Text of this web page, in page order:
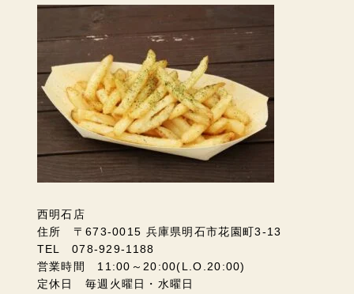
西明石店
住所 〒673-0015 兵庫県明石市花園町3-13
TEL 078-929-1188
営業時間 11:00～20:00(L.O.20:00)
定休日 毎週火曜日・水曜日